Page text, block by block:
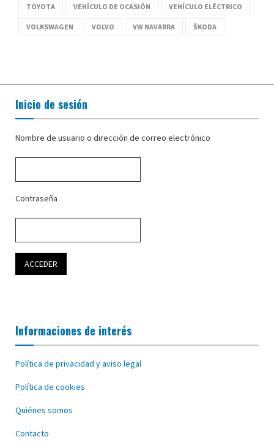
TOYOTA VEHÍCULO DE OCASIÓN VEHÍCULO ELÉCTRICO
VOLKSWAGEN VOLVO VW NAVARRA ŠKODA
Inicio de sesión
Nombre de usuario o dirección de correo electrónico
Contraseña
Informaciones de interés
Política de privacidad y aviso legal
Política de cookies
Quiénes somos
Contacto